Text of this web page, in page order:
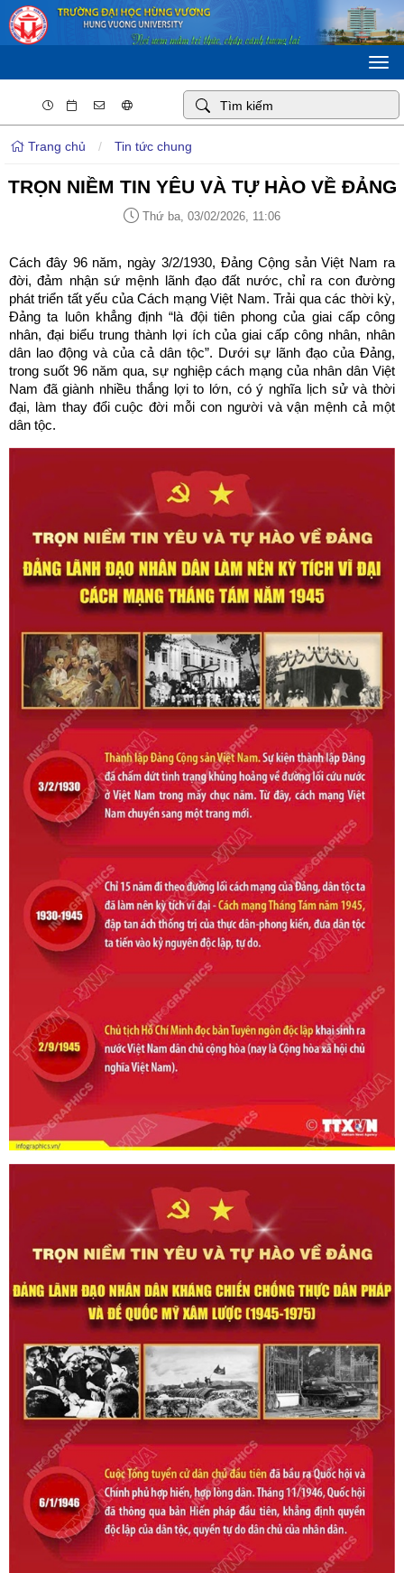
Trang chủ / Tin tức chung
TRỌN NIỀM TIN YÊU VÀ TỰ HÀO VỀ ĐẢNG
Thứ ba, 03/02/2026, 11:06
Cách đây 96 năm, ngày 3/2/1930, Đảng Cộng sản Việt Nam ra
đời, đảm nhận sứ mệnh lãnh đạo đất nước, chỉ ra con đường
phát triển tất yếu của Cách mạng Việt Nam. Trải qua các thời kỳ,
Đảng ta luôn khẳng định “là đội tiên phong của giai cấp công
nhân, đại biểu trung thành lợi ích của giai cấp công nhân, nhân
dân lao động và của cả dân tộc”. Dưới sự lãnh đạo của Đảng,
trong suốt 96 năm qua, sự nghiệp cách mạng của nhân dân Việt
Nam đã giành nhiều thắng lợi to lớn, có ý nghĩa lịch sử và thời
đại, làm thay đổi cuộc đời mỗi con người và vận mệnh cả một
dân tộc.